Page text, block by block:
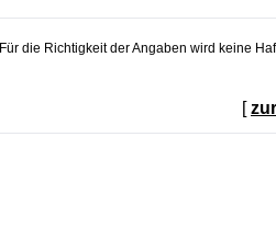
Für die Richtigkeit der Angaben wird keine